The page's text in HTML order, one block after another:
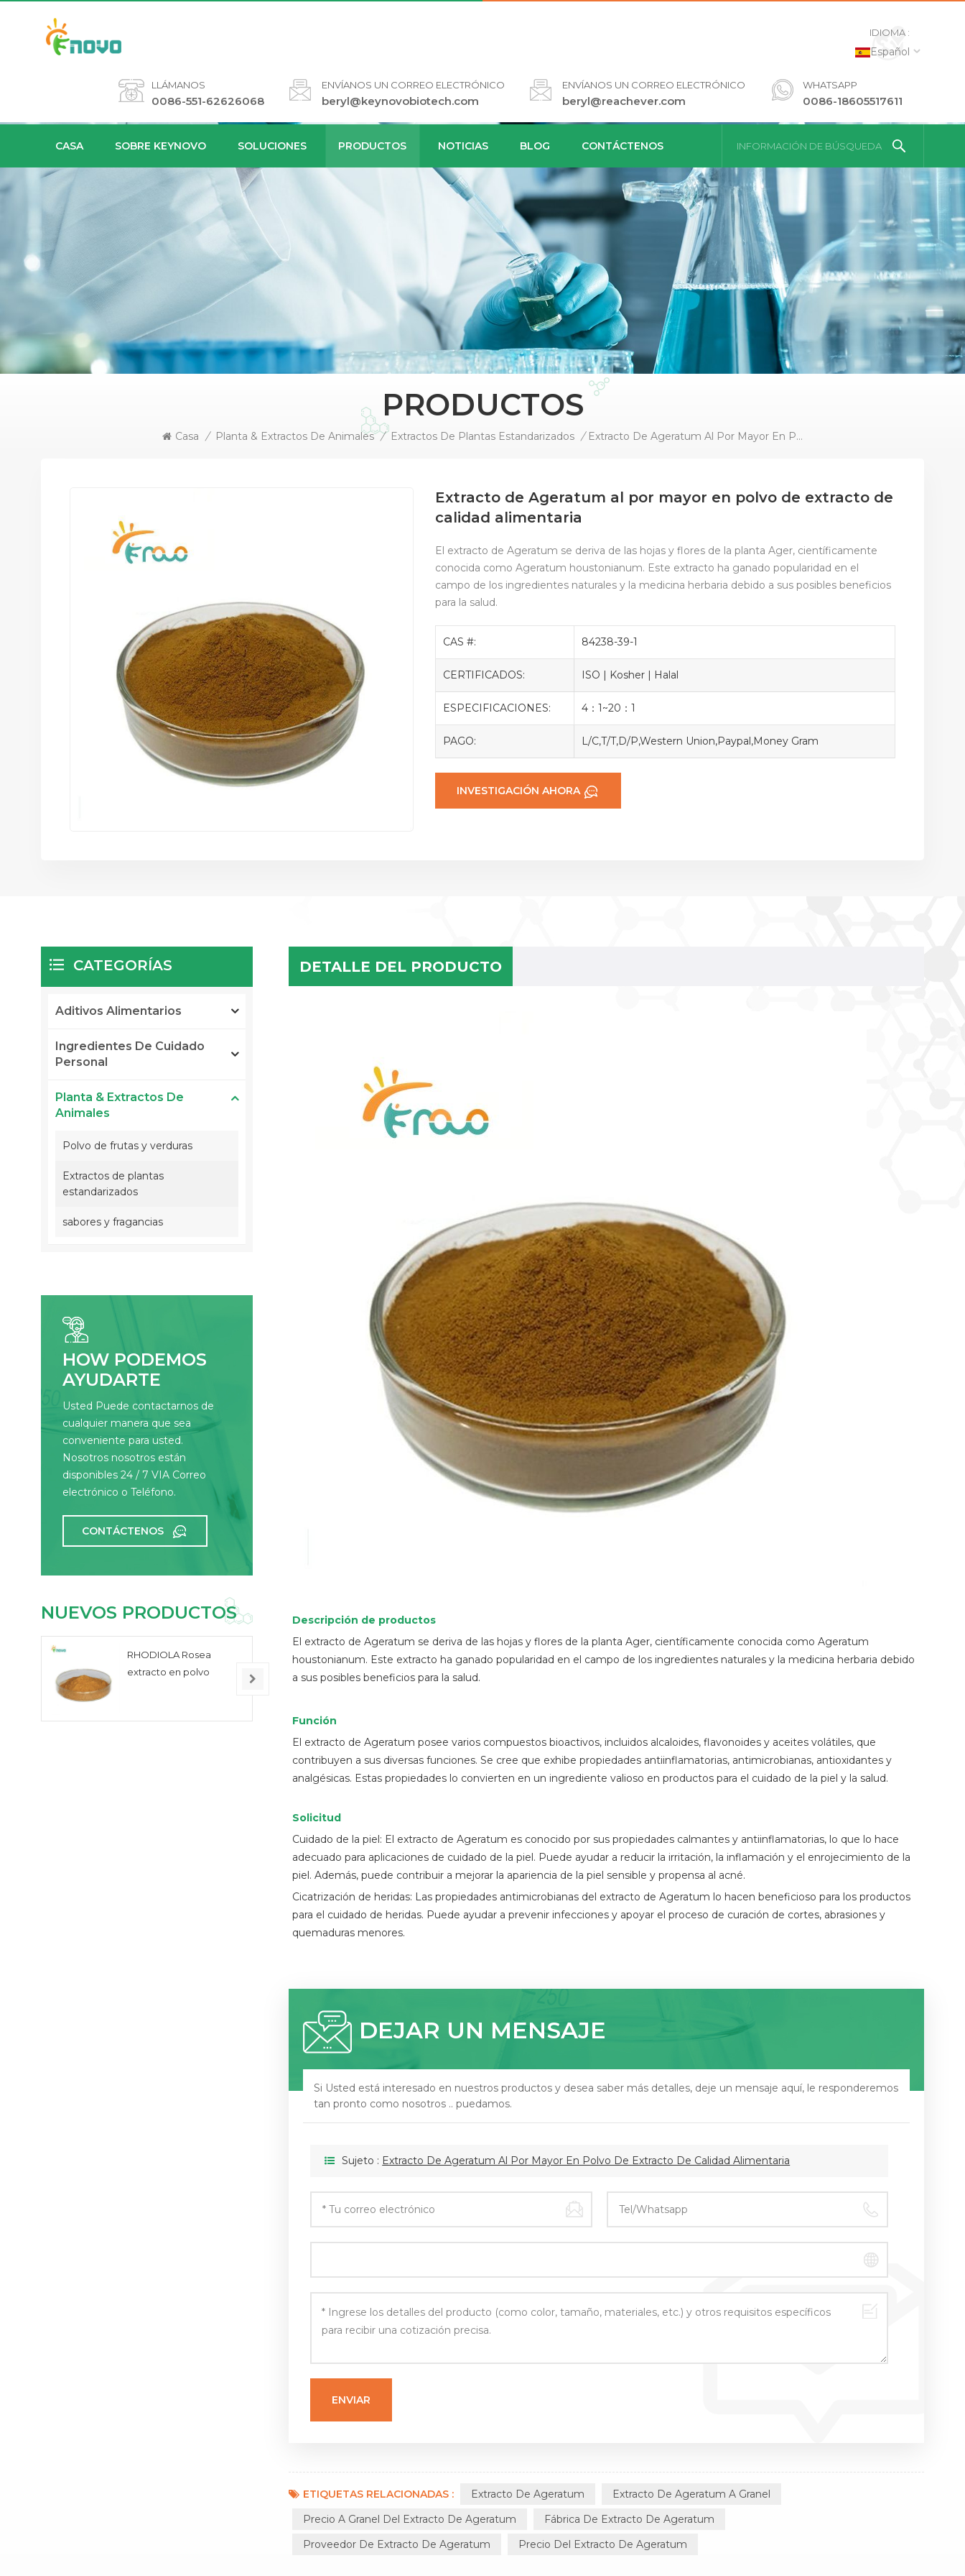
IDIOMA :
Español
LLÁMANOS
0086-551-62626068
ENVÍANOS UN CORREO ELECTRÓNICO
beryl@keynovobiotech.com
ENVÍANOS UN CORREO ELECTRÓNICO
beryl@reachever.com
WHATSAPP
0086-18605517611
CASA SOBRE KEYNOVO SOLUCIONES PRODUCTOS NOTICIAS BLOG CONTÁCTENOS INFORMACIÓN DE BÚSQUEDA
PRODUCTOS
Casa / Planta & Extractos De Animales / Extractos De Plantas Estandarizados / Extracto De Ageratum Al Por Mayor En Polvo De Extracto De Calidad Alimentaria
Extracto de Ageratum al por mayor en polvo de extracto de
calidad alimentaria
El extracto de Ageratum se deriva de las hojas y flores de la planta Ager, científicamente
conocida como Ageratum houstonianum. Este extracto ha ganado popularidad en el
campo de los ingredientes naturales y la medicina herbaria debido a sus posibles beneficios
para la salud.
CAS #: 84238-39-1
CERTIFICADOS: ISO | Kosher | Halal
ESPECIFICACIONES: 4：1~20：1
PAGO: L/C,T/T,D/P,Western Union,Paypal,Money Gram
INVESTIGACIÓN AHORA
DETALLE DEL PRODUCTO
Descripción de productos
El extracto de Ageratum se deriva de las hojas y flores de la planta Ager, científicamente conocida como Ageratum
houstonianum. Este extracto ha ganado popularidad en el campo de los ingredientes naturales y la medicina herbaria debido
a sus posibles beneficios para la salud.
Función
El extracto de Ageratum posee varios compuestos bioactivos, incluidos alcaloides, flavonoides y aceites volátiles, que
contribuyen a sus diversas funciones. Se cree que exhibe propiedades antiinflamatorias, antimicrobianas, antioxidantes y
analgésicas. Estas propiedades lo convierten en un ingrediente valioso en productos para el cuidado de la piel y la salud.
Solicitud
Cuidado de la piel: El extracto de Ageratum es conocido por sus propiedades calmantes y antiinflamatorias, lo que lo hace
adecuado para aplicaciones de cuidado de la piel. Puede ayudar a reducir la irritación, la inflamación y el enrojecimiento de la
piel. Además, puede contribuir a mejorar la apariencia de la piel sensible y propensa al acné.
Cicatrización de heridas: Las propiedades antimicrobianas del extracto de Ageratum lo hacen beneficioso para los productos
para el cuidado de heridas. Puede ayudar a prevenir infecciones y apoyar el proceso de curación de cortes, abrasiones y
quemaduras menores.
DEJAR UN MENSAJE
Si Usted está interesado en nuestros productos y desea saber más detalles, deje un mensaje aquí, le responderemos
tan pronto como nosotros .. puedamos.
Sujeto : Extracto De Ageratum Al Por Mayor En Polvo De Extracto De Calidad Alimentaria
ETIQUETAS RELACIONADAS : Extracto De Ageratum
Extracto De Ageratum A Granel
Precio A Granel Del Extracto De Ageratum
Fábrica De Extracto De Ageratum
Proveedor De Extracto De Ageratum
Precio Del Extracto De Ageratum
CATEGORÍAS
Aditivos Alimentarios
Ingredientes De Cuidado
Personal
Planta & Extractos De
Animales
Polvo de frutas y verduras
Extractos de plantas
estandarizados
sabores y fragancias
HOW PODEMOS
AYUDARTE
Usted Puede contactarnos de
cualquier manera que sea
conveniente para usted.
Nosotros nosotros están
disponibles 24 / 7 VIA Correo
electrónico o Teléfono.
CONTÁCTENOS
NUEVOS PRODUCTOS
RHODIOLA Rosea
extracto en polvo